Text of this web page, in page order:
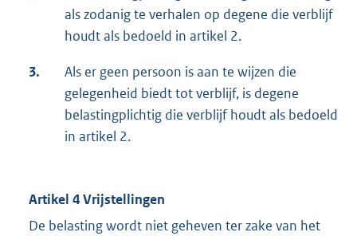
als zodanig te verhalen op degene die verblijf
houdt als bedoeld in artikel 2.
3.
Als er geen persoon is aan te wijzen die
gelegenheid biedt tot verblijf, is degene
belastingplichtig die verblijf houdt als bedoeld
in artikel 2.
Artikel 4 Vrijstellingen
De belasting wordt niet geheven ter zake van het